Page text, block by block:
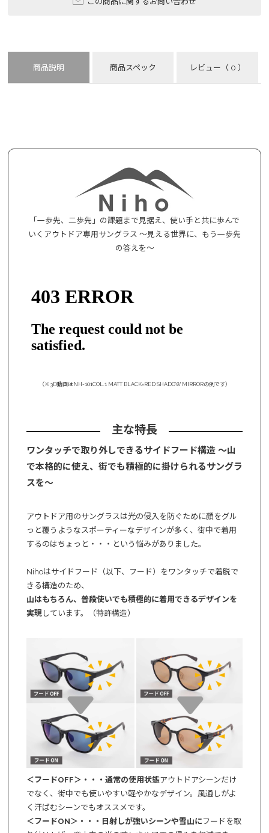
商品説明 商品スペック レビュー （ 0 ）
「一歩先、二歩先」の課題まで見据え、使い手と共に歩んで
いくアウトドア専用サングラス ～見える世界に、もう一歩先
の答えを～
（※3D動画はNH-101COL.1 MATT BLACK×RED SHADOW MIRRORの例です）
主な特長
ワンタッチで取り外しできるサイドフード構造 ～山
で本格的に使え、街でも積極的に掛けられるサングラ
スを～
アウトドア用のサングラスは光の侵入を防ぐために顔をグル
っと覆うようなスポーティーなデザインが多く、街中で着用
するのはちょっと・・・という悩みがありました。
Nihoはサイドフード（以下、フード）をワンタッチで着脱で
きる構造のため、
山はもちろん、普段使いでも積極的に着用できるデザインを
実現 しています。（特許構造）
＜フードOFF＞・・・通常の使用状態アウトドアシーンだけ
でなく、街中でも使いやすい軽やかなデザイン。風通しがよ
く汗ばむシーンでもオススメです。
＜フードON＞・・・日射しが強いシーンや雪山に フードを取